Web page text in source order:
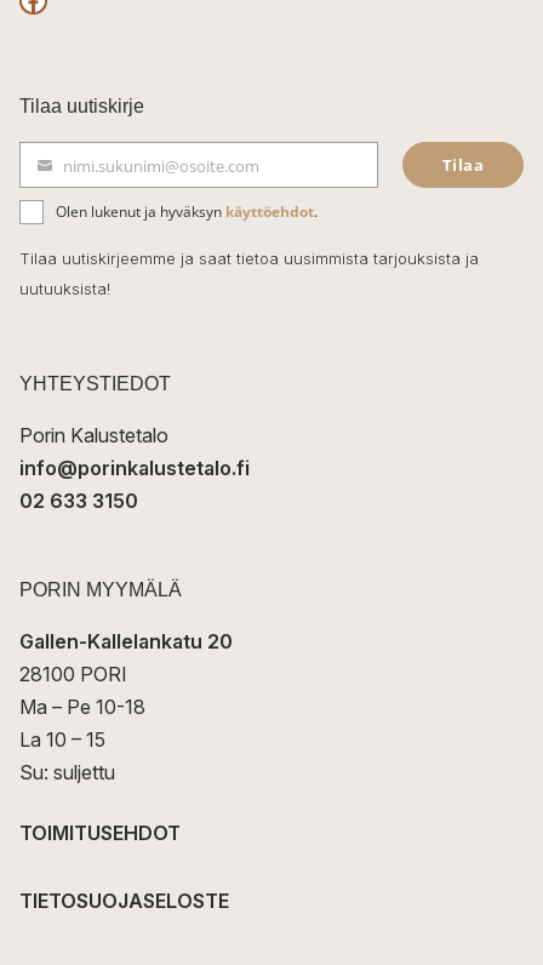
F
c
e
b
o
o
k
Tilaa uutiskirje
ä
h
k
t
nimi.sukunimi@osoite.com Tilaa
Olen lukenut ja hyväksyn käyttöehdot.
Tilaa uutiskirjeemme ja saat tietoa uusimmista tarjouksista ja
uutuuksista!
YHTEYSTIEDOT
Porin Kalustetalo
info@porinkalustetalo.fi
02 633 3150
PORIN MYYMÄLÄ
Gallen-Kallelankatu 20
28100 PORI
Ma – Pe 10-18
La 10 – 15
Su: suljettu
TOIMITUSEHDOT
TIETOSUOJASELOSTE